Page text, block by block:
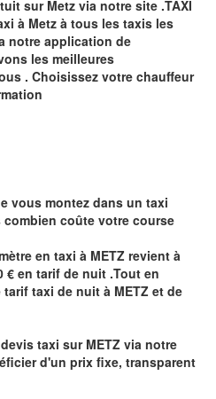
sur Metz via notre site .TAXI
à Metz à tous les taxis les
notre application de
les meilleures
. Choisissez votre chauffeur
vous montez dans un taxi
combien coûte votre course
en taxi à METZ revient à
€ en tarif de nuit .Tout en
tarif taxi de nuit à METZ et de
taxi sur METZ via notre
d'un prix fixe, transparent